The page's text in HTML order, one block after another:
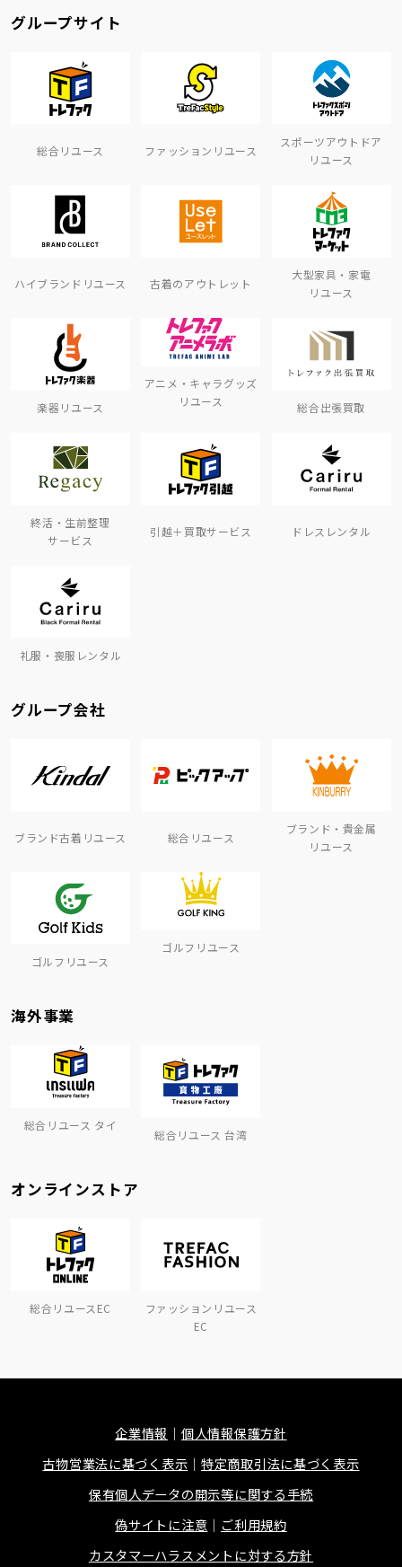
グループサイト
総合リユース ファッションリユース
スポーツアウトドア
リユース
ハイブランドリユース 古着のアウトレット
大型家具・家電
リユース
楽器リユース
アニメ・キャラグッズ
リユース
総合出張買取
終活・生前整理
サービス
引越＋買取サービス ドレスレンタル
礼服・喪服レンタル
グループ会社
ブランド古着リユース 総合リユース
ブランド・貴金属
リユース
ゴルフリユース
ゴルフリユース
海外事業
総合リユース タイ
総合リユース 台湾
オンラインストア
総合リユースEC
ファッションリユース
EC
企業情報
個人情報保護方針
古物営業法に基づく表示
特定商取引法に基づく表示
保有個人データの開示等に関する手続
偽サイトに注意
ご利用規約
カスタマーハラスメントに対する方針